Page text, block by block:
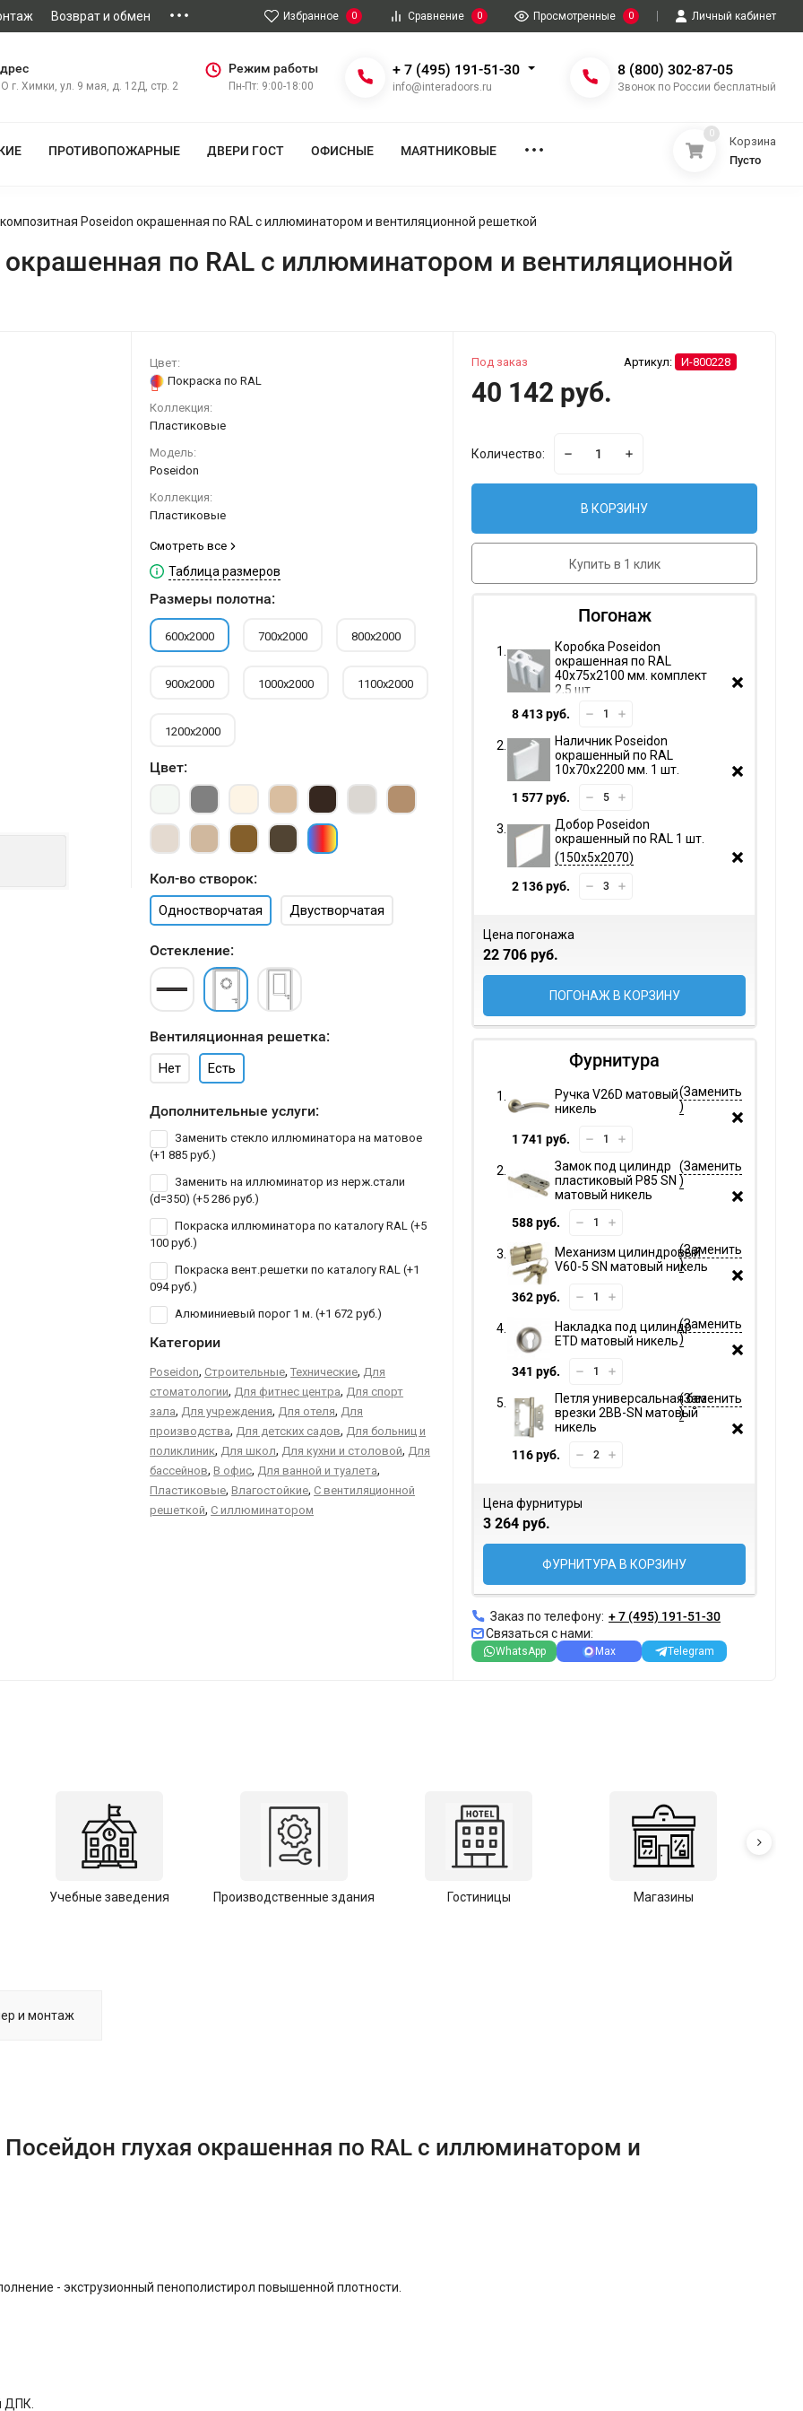
Возврат и обмен Избранное 0 Сравнение 0 Просмотренные 0 Личный кабинет
г. Химки, ул. 9 мая, д. 12Д, стр. 2
Режим работы
Пн-Пт: 9:00-18:00
+ 7 (495) 191-51-30
info@interadoors.ru
8 (800) 302-87-05
Звонок по России бесплатный
ПРОТИВОПОЖАРНЫЕ ДВЕРИ ГОСТ ОФИСНЫЕ МАЯТНИКОВЫЕ
0
Корзина
Пусто
Poseidon окрашенная по RAL с иллюминатором и вентиляционной решеткой
по RAL с иллюминатором и вентиляционной
Цвет:
Покраска по RAL
Коллекция:
Пластиковые
Модель:
Poseidon
Коллекция:
Пластиковые
Смотреть все
Таблица размеров
Размеры полотна:
600х2000 700х2000 800х2000
900х2000 1000х2000 1100х2000
1200х2000
Цвет:
Кол-во створок:
Одностворчатая Двустворчатая
Остекление:
Вентиляционная решетка:
Нет Есть
Дополнительные услуги:
Заменить стекло иллюминатора на матовое
(+1 885 руб.)
Заменить на иллюминатор из нерж.стали
(d=350) (+5 286 руб.)
Покраска иллюминатора по каталогу RAL (+5
100 руб.)
Покраска вент.решетки по каталогу RAL (+1
094 руб.)
Алюминиевый порог 1 м. (+1 672 руб.)
Категории
Poseidon, Строительные,Технические, Для
стоматологии, Для фитнес центра, Для спорт
зала, Для учреждения, Для отеля, Для
производства, Для детских садов, Для больниц и
поликлиник, Для школ, Для кухни и столовой, Для
бассейнов, В офис, Для ванной и туалета,
Пластиковые, Влагостойкие, С вентиляционной
решеткой, С иллюминатором
Артикул: И-800228
Под заказ
40 142 руб.
Количество:
В КОРЗИНУ
Купить в 1 клик
Погонаж
Коробка Poseidon
окрашенная по RAL
40х75х2100 мм. комплект
2,5 шт.
8 413 руб.
Наличник Poseidon
окрашенный по RAL
10х70х2200 мм. 1 шт.
1 577 руб.
Добор Poseidon
окрашенный по RAL 1 шт.
150х5х2070
2 136 руб.
Цена погонажа
22 706 руб.
ПОГОНАЖ В КОРЗИНУ
Фурнитура
Ручка V26D матовый
никель
1 741 руб.
Замок под цилиндр
пластиковый P85 SN
матовый никель
588 руб.
Механизм цилиндровый
V60-5 SN матовый никель
362 руб.
Накладка под цилиндр
ETD матовый никель
341 руб.
Петля универсальная без
врезки 2BB-SN матовый
никель
116 руб.
Цена фурнитуры
3 264 руб.
ФУРНИТУРА В КОРЗИНУ
Заказ по телефону: + 7 (495) 191-51-30
Связаться с нами:
WhatsApp Max Telegram
Учебные заведения Производственные здания Гостиницы Магазины
и монтаж
глухая окрашенная по RAL с иллюминатором и
- экструзионный пенополистирол повышенной плотности.
ДПК.